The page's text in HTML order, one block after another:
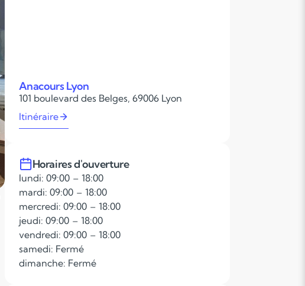
Anacours Lyon
101 boulevard des Belges, 69006 Lyon
Itinéraire
Horaires d'ouverture
lundi: 09:00 – 18:00
mardi: 09:00 – 18:00
mercredi: 09:00 – 18:00
jeudi: 09:00 – 18:00
vendredi: 09:00 – 18:00
samedi: Fermé
dimanche: Fermé